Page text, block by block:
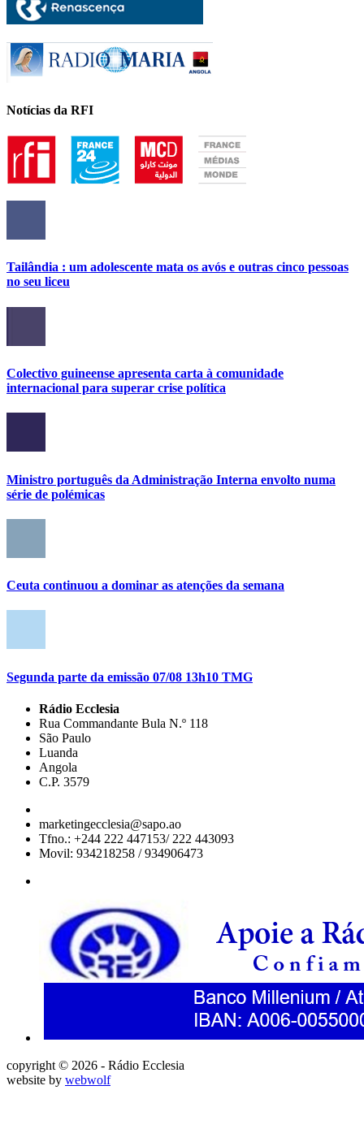
Notícias da RFI
Tailândia : um adolescente mata os avós e outras cinco pessoas
no seu liceu
Colectivo guineense apresenta carta à comunidade
internacional para superar crise política
Ministro português da Administração Interna envolto numa
série de polémicas
Ceuta continuou a dominar as atenções da semana
Segunda parte da emissão 07/08 13h10 TMG
Rádio Ecclesia
Rua Commandante Bula N.º 118
São Paulo
Luanda
Angola
C.P. 3579
marketingecclesia@sapo.ao
Tfno.: +244 222 447153/ 222 443093
Movil: 934218258 / 934906473
copyright © 2026 - Rádio Ecclesia
website by webwolf